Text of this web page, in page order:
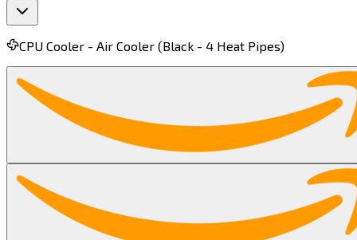
CPU Cooler - Air Cooler (Black - 4 Heat Pipes)​​​​‌ ‍ ​‍​‍‌‍ ‌ ​‍‌‍‍‌‌‍‌ ‌‍‍‌‌‍ ‍​‍​‍​ ‍‍​‍​‍‌ ​ ‌‍​‌‌‍ ‍‌‍‍‌‌ ‌​‌ ‍‌​‍ ‍‌‍‍‌‌‍ ​‍​‍​‍ ​​‍​‍‌‍‍​‌ ​‍‌‍‌‌‌‍‌‍​‍​‍​ ‍‍​‍​‍​‍ ‌‍​‌‌‍‌​‌‍ ‌‌‍‍‌‌‍ ‍​‍ ‌‍‍‌‌‍ ‍‌ ‌​‌‍‌‌‌‍ ‍‌ ‌​​‍ ‌‍‌‌‌‍‌​‌‍‍‌‌ ‌​​‍ ‌‍ ‌‌‍ ‌‍‌​‌‍‌‌​ ‌‌ ​​‌ ​‍‌‍‌‌‌ ​ ‌‍‌‌‌‍ ‍‌ ‌​‌‍​‌‌ ‌​‌‍‍‌‌‍ ‌‍ ‍​ ‍ ‌‍‍‌‌‍‌​​ ‌‌‍​‌​ ‍​​ ‍‌​ ‌‌​ ​‌​ ‌ ​ ‌‍‌‍​‌​‍ ‌‌‍‌‌​ ‌‌​ ‍‌​ ​‍​‍ ‌​ ‌​‌‍‌‌​ ​‍​ ​‌​‍ ‌​ ‍‌​ ​ ​ ‌‍​ ​ ​‍ ‌​ ‌ ​ ​‍‌‍‌‌​ ​‌​ ‌‍‌‍​‍‌‍‌​​ ‍‌‌‍​‍​ ​‌​ ‍​​ ‌‍​ ‍ ‌ ‌​‌ ‍‌‌ ​​‌‍‌‌​ ‌‌‍​ ‌ ​​‌ ‌‌‌‍​ ‌‍ ‌‍ ‌‍ ​‌‍‌‌‌ ​‍​ ‍ ‌ ​​‌‍​‌‌ ‌​‌‍‍​​ ‌‌‍ ‍‌‍​‌‌‍ ‌‌‍‌‌​ ‌‍​‍‌‍​‌‌ ​ ‌‍‌‌‌‌‌‌‌ ​‍‌‍ ​​ ‌​‍‌‌​ ​‍‌​‌‍‌‍​‌‌‍‌​‌‍ ‌‌‍‍‌‌‍ ‍​‍‌‍‌‍‍‌‌‍‌​​ ‌‌‍​‌​ ‍​​ ‍‌​ ‌‌​ ​‌​ ‌ ​ ‌‍‌‍​‌​‍ ‌‌‍‌‌​ ‌‌​ ‍‌​ ​‍​‍ ‌​ ‌​‌‍‌‌​ ​‍​ ​‌​‍ ‌​ ‍‌​ ​ ​ ‌‍​ ​ ​‍ ‌​ ‌ ​ ​‍‌‍‌‌​ ​‌​ ‌‍‌‍​‍‌‍‌​​ ‍‌‌‍​‍​ ​‌​ ‍​​ ‌‍​‍‌‍‌ ‌​‌ ‍‌‌ ​​‌‍‌‌​ ‌‌‍​ ‌ ​​‌ ‌‌‌‍​ ‌‍ ‌‍ ‌‍ ​‌‍‌‌‌ ​‍​‍‌‍‌ ​​‌‍​‌‌ ‌​‌‍‍​​ ‌‌‍ ‍‌‍​‌‌‍ ‌‌‍‌‌​‍‌‍‌ ​​‌‍‌‌‌ ​‍‌ ​ ‌ ​​‌‍‌‌‌‍​ ‌ ‌​‌‍‍‌‌ ‌‍‌‍‌‌​ ‌‌ ​​‌ ‌‌‌‍​‍‌‍ ​‌‍‍‌‌ ​ ‌‍‍​‌‍‌‌‌‍‌​​‍​‍‌ ‌